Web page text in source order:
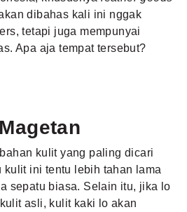
dibahas kali ini nggak
tetapi juga mempunyai
Apa aja tempat tersebut?
kulit yang paling dicari
kulit ini tentu lebih tahan lama
sepatu biasa. Selain itu, jika lo
asli, kulit kaki lo akan